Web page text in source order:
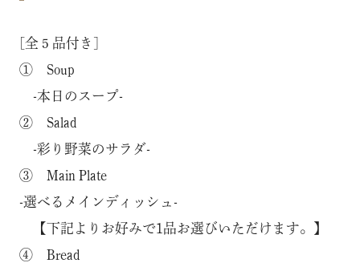
[全５品付き]
① Soup
-本日のスープ-
② Salad
-彩り野菜のサラダ-
③ Main Plate
-選べるメインディッシュ-
【下記よりお好みで1品お選びいただけます。】
④ Bread